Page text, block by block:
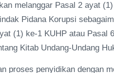
melanggar Pasal 2 ayat
Pidana Korupsi
(1) ke-1 KUHP atau Pasal
Kitab Undang-Undang
proses penyidikan dengan